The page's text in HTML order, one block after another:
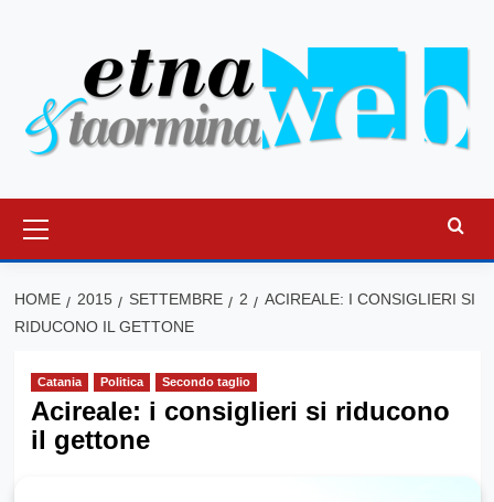
principale
HOME 2015 SETTEMBRE 2
ACIREALE: I CONSIGLIERI SI
RIDUCONO IL GETTONE
Catania Politica Secondo taglio
Acireale: i consiglieri si riducono
il gettone